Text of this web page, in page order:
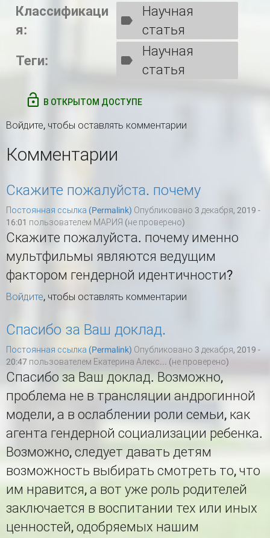
Классификаци
я:
Научная
статья
Теги:
Научная
статья
В ОТКРЫТОМ ДОСТУПЕ
Войдите, чтобы оставлять комментарии
Комментарии
Скажите пожалуйста. почему
Постоянная ссылка (Permalink) Опубликовано 3 декабря, 2019 -
16:01 пользователем МАРИЯ (не проверено)
Скажите пожалуйста. почему именно
мультфильмы являются ведущим
фактором гендерной идентичности?
Войдите, чтобы оставлять комментарии
Спасибо за Ваш доклад.
Постоянная ссылка (Permalink) Опубликовано 3 декабря, 2019 -
20:47 пользователем Екатерина Алекс... (не проверено)
Спасибо за Ваш доклад. Возможно,
проблема не в трансляции андрогинной
модели, а в ослаблении роли семьи, как
агента гендерной социализации ребенка.
Возможно, следует давать детям
возможность выбирать смотреть то, что
им нравится, а вот уже роль родителей
заключается в воспитании тех или иных
ценностей, одобряемых нашим